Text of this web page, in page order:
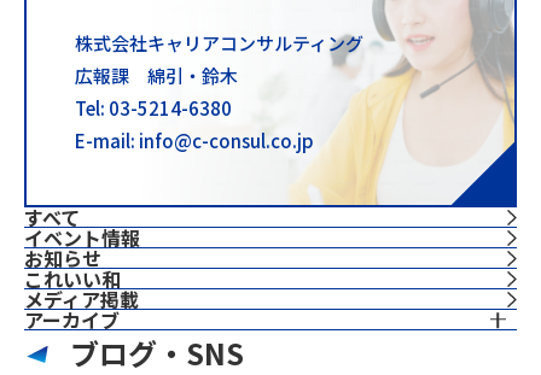
すべて
イベント情報
お知らせ
これいい和
⁨⁩メディア掲載
アーカイブ
株式会社キャリアコンサルティング
広報課 綿引・鈴木
Tel: 03-5214-6380
E-mail: info@c-consul.co.jp
ブログ・SNS